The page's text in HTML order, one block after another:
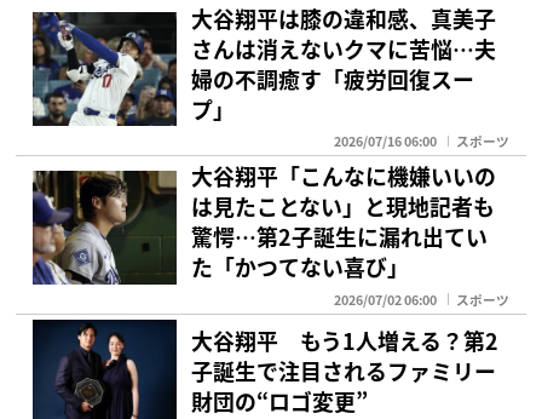
大谷翔平は膝の違和感、真美子
さんは消えないクマに苦悩…夫
婦の不調癒す「疲労回復スー
プ」
2026/07/16 06:00 スポーツ
大谷翔平「こんなに機嫌いいの
は見たことない」と現地記者も
驚愕…第2子誕生に漏れ出てい
た「かつてない喜び」
2026/07/02 06:00 スポーツ
大谷翔平 もう1人増える？第2
子誕生で注目されるファミリー
財団の“ロゴ変更”